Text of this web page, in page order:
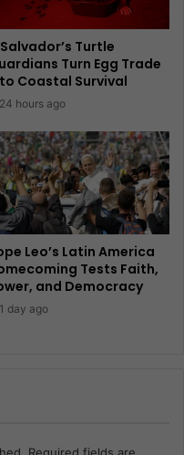
Salvador’s Turtle
Turn Egg Trade
Coastal Survival
24 hours ago
Leo’s Latin America
Tests Faith,
and Democracy
1 day ago